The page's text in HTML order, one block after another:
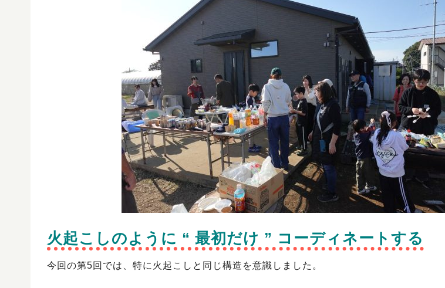
火起こしのように “ 最初だけ ” コーディネートする
今回の第5回では、特に火起こしと同じ構造を意識しました。